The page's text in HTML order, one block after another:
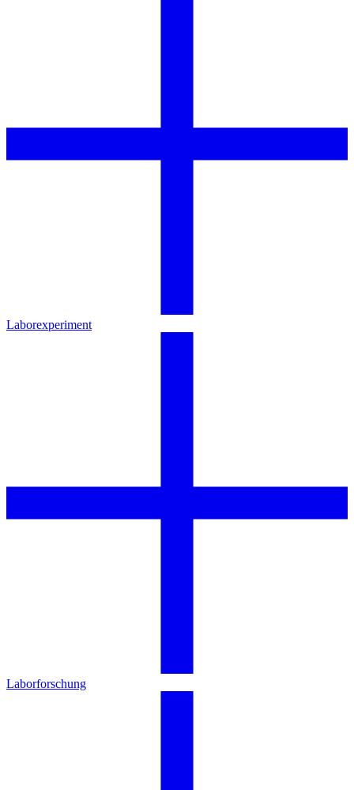
Laborexperiment
Laborforschung